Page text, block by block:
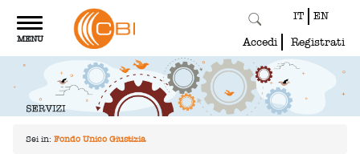
Toggle
navigation
MENU
IT EN
Accedi Registrati
Sei in: Fondo Unico Giustizia